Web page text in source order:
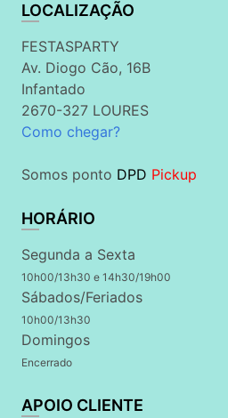
LOCALIZAÇÃO
FESTASPARTY
Av. Diogo Cão, 16B
Infantado
2670-327 LOURES
Como chegar?
Somos ponto DPD Pickup
HORÁRIO
Segunda a Sexta
10h00/13h30 e 14h30/19h00
Sábados/Feriados
10h00/13h30
Domingos
Encerrado
APOIO CLIENTE